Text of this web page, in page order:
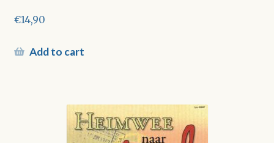
€14,90
Add to cart